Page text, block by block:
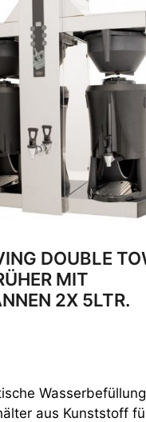
DOUBLE
MIT
2X 5LTR.
Wasserbefüllung
aus Kunststoff